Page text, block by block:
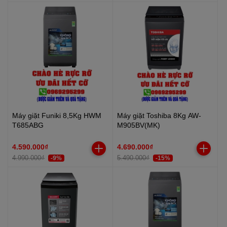
Máy giặt Funiki 8,5Kg HWM
T685ABG
4.590.000₫
4.990.000₫ -9%
Máy giặt Toshiba 8Kg AW-
M905BV(MK)
4.690.000₫
5.490.000₫ -15%